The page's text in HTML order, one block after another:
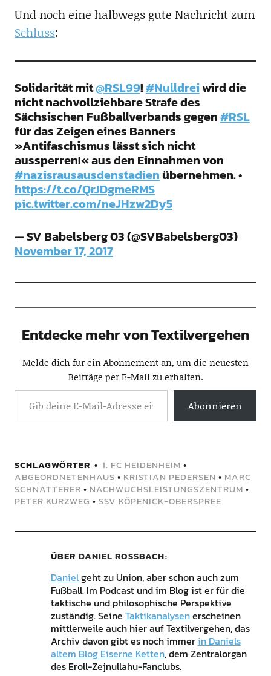
Und noch eine halbwegs gute Nachricht zum
Schluss:
Solidarität mit@RSL99!#Nulldreiwird die
nicht nachvollziehbare Strafe des
Sächsischen Fußballverbands gegen#RSL
für das Zeigen eines Banners
»Antifaschismus lässt sich nicht
aussperren!« aus den Einnahmen von
#nazisrausausdenstadien übernehmen. •
https://t.co/QrJDgmeRMS
pic.twitter.com/neJHzw2Dy5
— SV Babelsberg 03 (@SVBabelsberg03)
November 17, 2017
Entdecke mehr von Textilvergehen
Melde dich für ein Abonnement an, um die neuesten
Beiträge per E-Mail zu erhalten.
Abonnieren
SCHLAGWÖRTER 1. FC HEIDENHEIM •
ABGEORDNETENHAUS • KRISTIAN PEDERSEN • MARC
SCHNATTERER • NACHWUCHSLEISTUNGSZENTRUM •
PETER KURZWEG • SSV KÖPENICK-OBERSPREE
ÜBER DANIEL ROSSBACH
Danielgeht zu Union, aber schon auch zum
Fußball. Im Podcast und im Blog ist er für die
taktische und philosophische Perspektive
zuständig. Seine Taktikanalysenerscheinen
mittlerweile auch hier auf Textilvergehen, das
Archiv davon gibt es noch immerin Daniels
altem Blog Eiserne Ketten, dem Zentralorgan
des Eroll-Zejnullahu-Fanclubs.